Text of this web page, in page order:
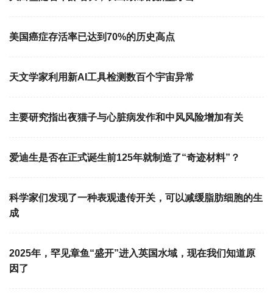
美国癌症存活率已达到70%的历史高点
天文学家利用新AI工具检测数百个宇宙异常
主要研究指出夜猫子与心脏病发作和中风风险增加有关
爱迪生是否在正式诞生前125年就制造了“奇迹材料”？
科学家们发现了一种表观遗传开关，可以减缓脂肪细胞的生
成
2025年，罕见章鱼“盛开”进入英国水域，现在我们知道原
因了